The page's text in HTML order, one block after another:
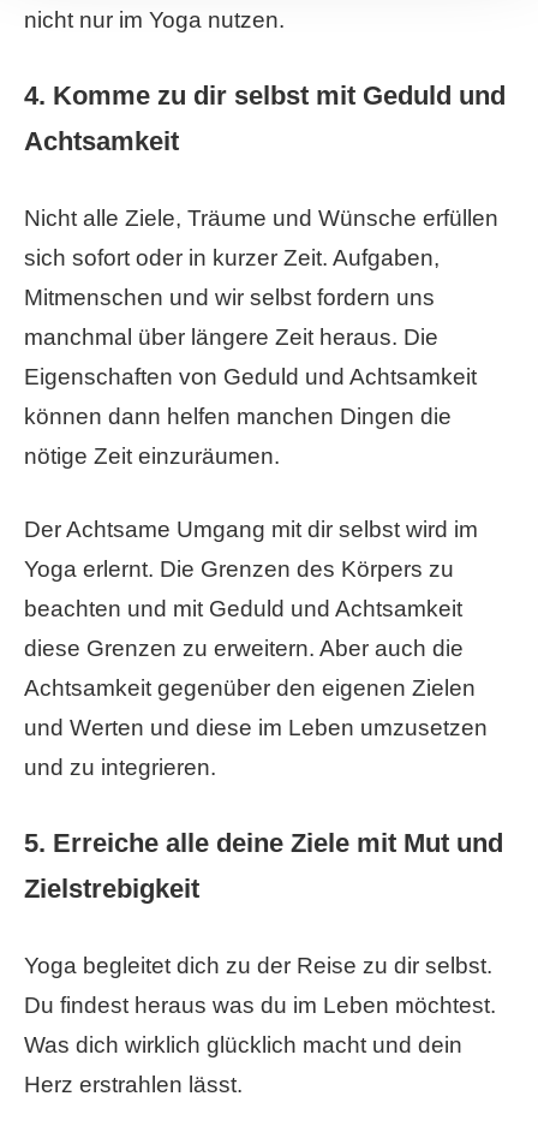
nicht nur im Yoga nutzen.
4. Komme zu dir selbst mit Geduld und
Achtsamkeit
Nicht alle Ziele, Träume und Wünsche erfüllen
sich sofort oder in kurzer Zeit. Aufgaben,
Mitmenschen und wir selbst fordern uns
manchmal über längere Zeit heraus. Die
Eigenschaften von Geduld und Achtsamkeit
können dann helfen manchen Dingen die
nötige Zeit einzuräumen.
Der Achtsame Umgang mit dir selbst wird im
Yoga erlernt. Die Grenzen des Körpers zu
beachten und mit Geduld und Achtsamkeit
diese Grenzen zu erweitern. Aber auch die
Achtsamkeit gegenüber den eigenen Zielen
und Werten und diese im Leben umzusetzen
und zu integrieren.
5. Erreiche alle deine Ziele mit Mut und
Zielstrebigkeit
Yoga begleitet dich zu der Reise zu dir selbst.
Du findest heraus was du im Leben möchtest.
Was dich wirklich glücklich macht und dein
Herz erstrahlen lässt.